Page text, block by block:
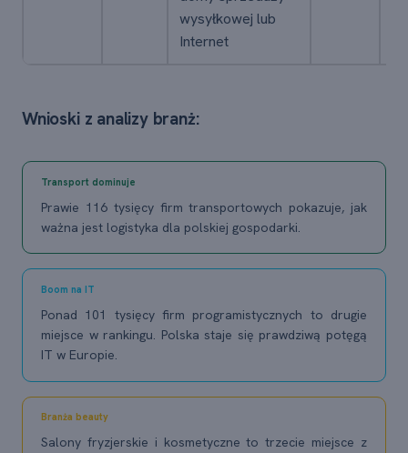
wysyłkowej lub
Internet
Wnioski z analizy branż:
Transport dominuje
Prawie 116 tysięcy firm transportowych pokazuje, jak
ważna jest logistyka dla polskiej gospodarki.
Boom na IT
Ponad 101 tysięcy firm programistycznych to drugie
miejsce w rankingu. Polska staje się prawdziwą potęgą
IT w Europie.
Branża beauty
Salony fryzjerskie i kosmetyczne to trzecie miejsce z